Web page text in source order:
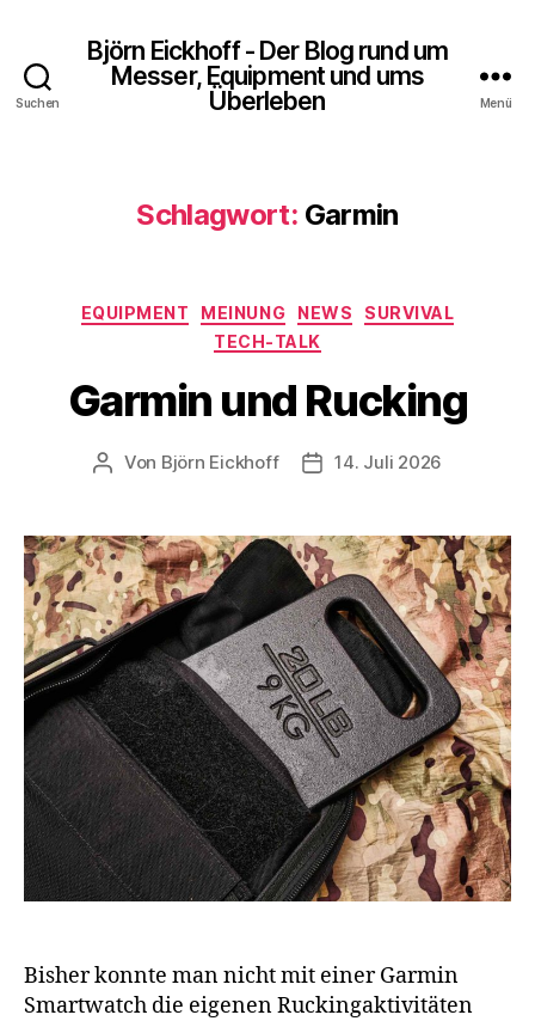
Suchen
Björn Eickhoff - Der Blog rund um
Messer, Equipment und ums
Überleben
Menü
Schlagwort: Garmin
Kategorien
EQUIPMENT MEINUNG NEWS
SURVIVAL
TECH-TALK
Garmin und Rucking
Beitragsautor
Von Björn Eickhoff Veröffentlichungsdatum
14. Juli 2026
Bisher konnte man nicht mit einer Garmin
Smartwatch die eigenen Ruckingaktivitäten